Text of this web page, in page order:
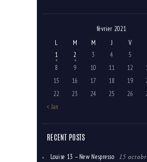
février 2021
L
M M J V
« Jan
1 2 3 4 5
8
9 10 11 12
15
16 17 18 19
22
23 24 25 26
RECENT POSTS
Louise 13 – New Nespresso 15